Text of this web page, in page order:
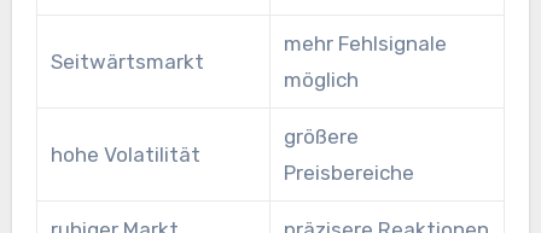
Seitwärtsmarkt
mehr Fehlsignale
möglich
hohe Volatilität
größere
Preisbereiche